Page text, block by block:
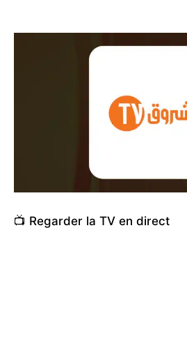
📺 Regarder la TV en direct